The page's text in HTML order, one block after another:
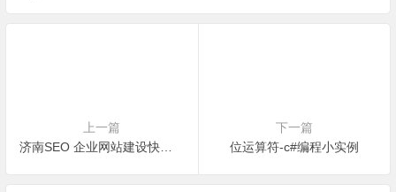
上一篇
济南SEO 企业网站建设快速优化方法
下一篇
位运算符-c#编程小实例